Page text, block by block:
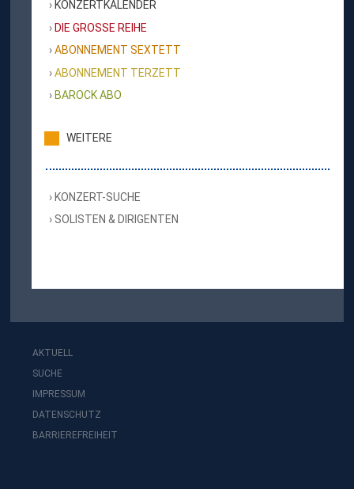
KONZERTKALENDER
DIE GROSSE REIHE
ABONNEMENT SEXTETT
ABONNEMENT TERZETT
BAROCK ABO
WEITERE
KONZERT-SUCHE
SOLISTEN & DIRIGENTEN
AKTUELL
SUCHE
IMPRESSUM
DATENSCHUTZ
BARRIEREFREIHEIT